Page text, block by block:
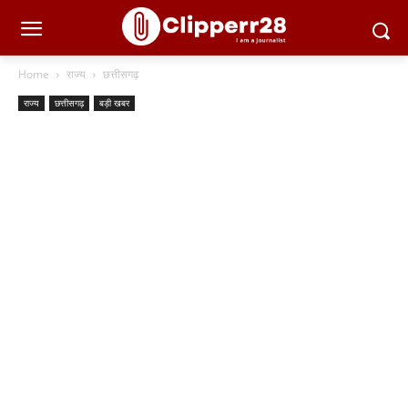
Home राज्य छत्तीसगढ़
राज्य छत्तीसगढ़ बड़ी खबर